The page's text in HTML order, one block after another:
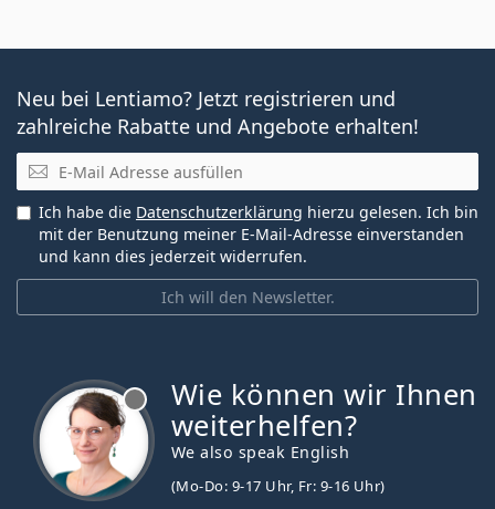
Neu bei Lentiamo? Jetzt registrieren und
zahlreiche Rabatte und Angebote erhalten!
E-Mail
Ich will den Newsletter.
Ich habe die Datenschutzerklärung hierzu gelesen. Ich bin
mit der Benutzung meiner E-Mail-Adresse einverstanden
und kann dies jederzeit widerrufen.
Wie können wir Ihnen
weiterhelfen?
We also speak English
(Mo-Do: 9-17 Uhr, Fr: 9-16 Uhr)